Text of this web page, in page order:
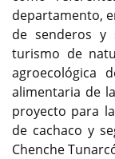
departamento,
de senderos y
turismo de
agroecológica
alimentaria de
proyecto para
de cachaco y
Chenche